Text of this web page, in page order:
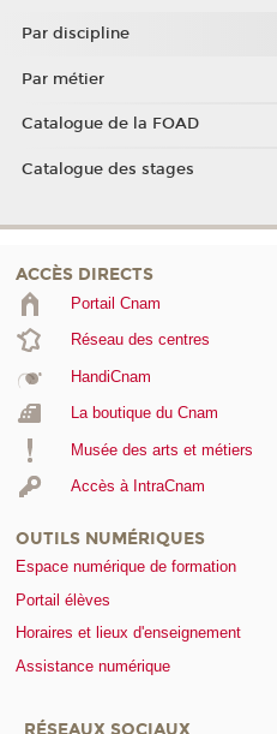
Par discipline
Par métier
Catalogue de la FOAD
Catalogue des stages
ACCÈS DIRECTS
Portail Cnam
Réseau des centres
HandiCnam
La boutique du Cnam
Musée des arts et métiers
Accès à IntraCnam
OUTILS NUMÉRIQUES
Espace numérique de formation
Portail élèves
Horaires et lieux d'enseignement
Assistance numérique
RÉSEAUX SOCIAUX